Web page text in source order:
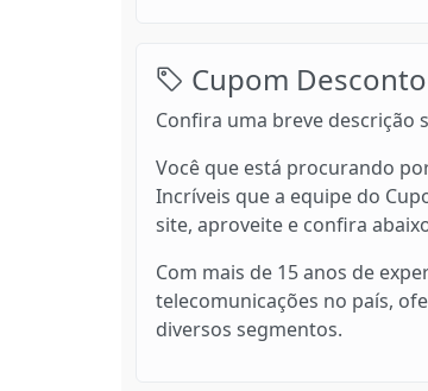
Cupom
Confira uma breve descrição
Você que está procurando
Incríveis que a equipe do
site, aproveite e confira
Com mais de 15 anos de
telecomunicações no país,
diversos segmentos.